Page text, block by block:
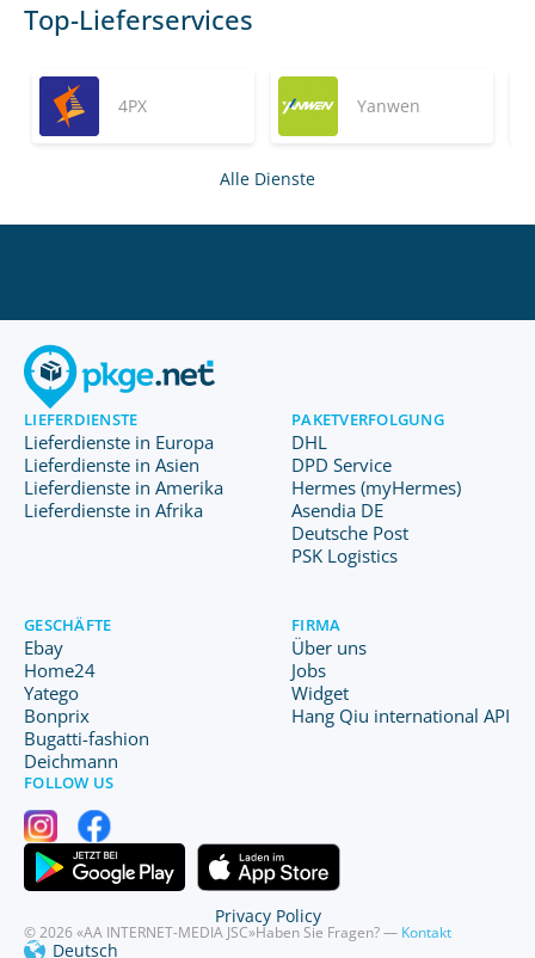
Top-Lieferservices
4PX Yanwen
Alle Dienste
LIEFERDIENSTE
Lieferdienste in Europa
Lieferdienste in Asien
Lieferdienste in Amerika
Lieferdienste in Afrika
PAKETVERFOLGUNG
DHL
DPD Service
Hermes (myHermes)
Asendia DE
Deutsche Post
PSK Logistics
GESCHÄFTE
Ebay
Home24
Yatego
Bonprix
Bugatti-fashion
Deichmann
FIRMA
Über uns
Jobs
Widget
Hang Qiu international API
FOLLOW US
© 2026 «AA INTERNET-MEDIA JSC»Haben Sie Fragen? — Kontakt
Deutsch
Privacy Policy